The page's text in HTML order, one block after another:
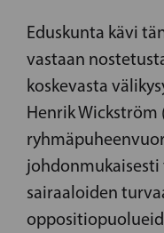
Eduskunta kävi
vastaan
koskevasta
Henrik Wickström
sairaaloiden